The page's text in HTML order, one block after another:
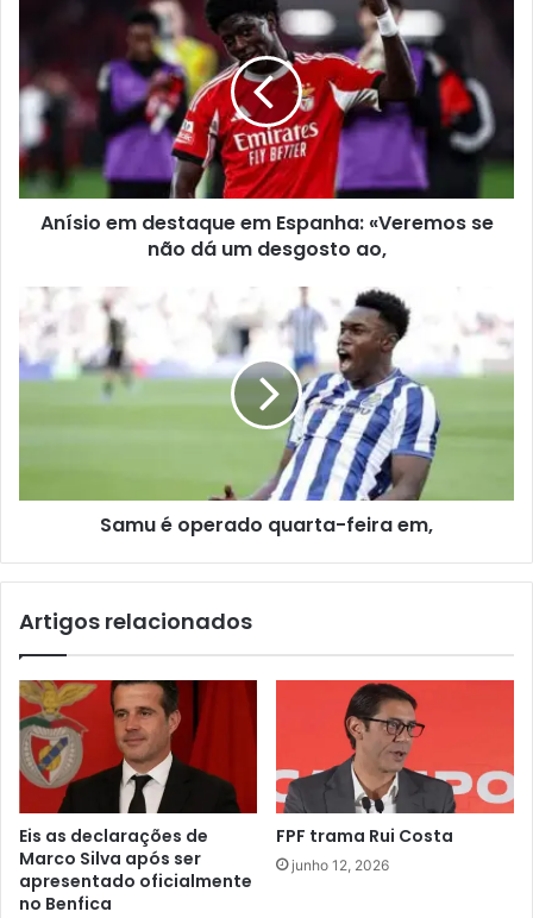
Anísio em destaque em Espanha: «Veremos se
não dá um desgosto ao,
Samu é operado quarta-feira em,
Artigos relacionados
Eis as declarações de
Marco Silva após ser
apresentado oficialmente
no Benfica
FPF trama Rui Costa
junho 12, 2026